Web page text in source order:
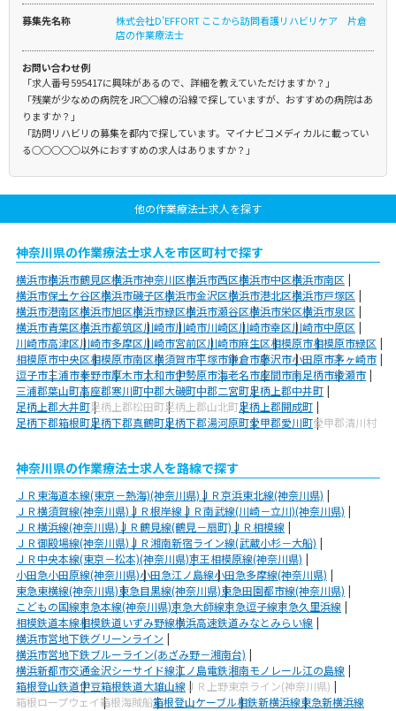
募集先名称
株式会社D’EFFORT ここから訪問看護リハビリケア 片倉
店の作業療法士
お問い合わせ例
「求人番号595417に興味があるので、詳細を教えていただけますか？」
「残業が少なめの病院をJR○○線の沿線で探していますが、おすすめの病院はあ
りますか？」
「訪問リハビリの募集を都内で探しています。マイナビコメディカルに載ってい
る○○○○○以外におすすめの求人はありますか？」
他の作業療法士求人を探す
神奈川県の作業療法士求人を市区町村で探す
横浜市横浜市鶴見区横浜市神奈川区横浜市西区横浜市中区横浜市南区
横浜市保土ケ谷区横浜市磯子区横浜市金沢区横浜市港北区横浜市戸塚区
横浜市港南区横浜市旭区横浜市緑区横浜市瀬谷区横浜市栄区横浜市泉区
横浜市青葉区横浜市都筑区川崎市川崎市川崎区川崎市幸区川崎市中原区
川崎市高津区川崎市多摩区川崎市宮前区川崎市麻生区相模原市相模原市緑区
相模原市中央区相模原市南区横須賀市平塚市鎌倉市藤沢市小田原市茅ヶ崎市
逗子市三浦市秦野市厚木市大和市伊勢原市海老名市座間市南足柄市綾瀬市
三浦郡葉山町高座郡寒川町中郡大磯町中郡二宮町足柄上郡中井町
足柄上郡大井町足柄上郡松田町足柄上郡山北町足柄上郡開成町
足柄下郡箱根町足柄下郡真鶴町足柄下郡湯河原町愛甲郡愛川町愛甲郡清川村
神奈川県の作業療法士求人を路線で探す
ＪＲ東海道本線(東京－熱海)(神奈川県)ＪＲ京浜東北線(神奈川県)
ＪＲ横須賀線(神奈川県)ＪＲ根岸線ＪＲ南武線(川崎－立川)(神奈川県)
ＪＲ横浜線(神奈川県)ＪＲ鶴見線(鶴見－扇町)ＪＲ相模線
ＪＲ御殿場線(神奈川県)ＪＲ湘南新宿ライン線(武蔵小杉－大船)
ＪＲ中央本線(東京－松本)(神奈川県)京王相模原線(神奈川県)
小田急小田原線(神奈川県)小田急江ノ島線小田急多摩線(神奈川県)
東急東横線(神奈川県)東急目黒線(神奈川県)東急田園都市線(神奈川県)
こどもの国線京急本線(神奈川県)京急大師線京急逗子線京急久里浜線
相模鉄道本線相模鉄道いずみ野線横浜高速鉄道みなとみらい線
横浜市営地下鉄グリーンライン
横浜市営地下鉄ブルーライン(あざみ野－湘南台)
横浜新都市交通金沢シーサイド線江ノ島電鉄湘南モノレール江の島線
箱根登山鉄道伊豆箱根鉄道大雄山線 ＪＲ上野東京ライン(神奈川県)
箱根ロープウェイ箱根海賊船箱根登山ケーブル相鉄新横浜線東急新横浜線